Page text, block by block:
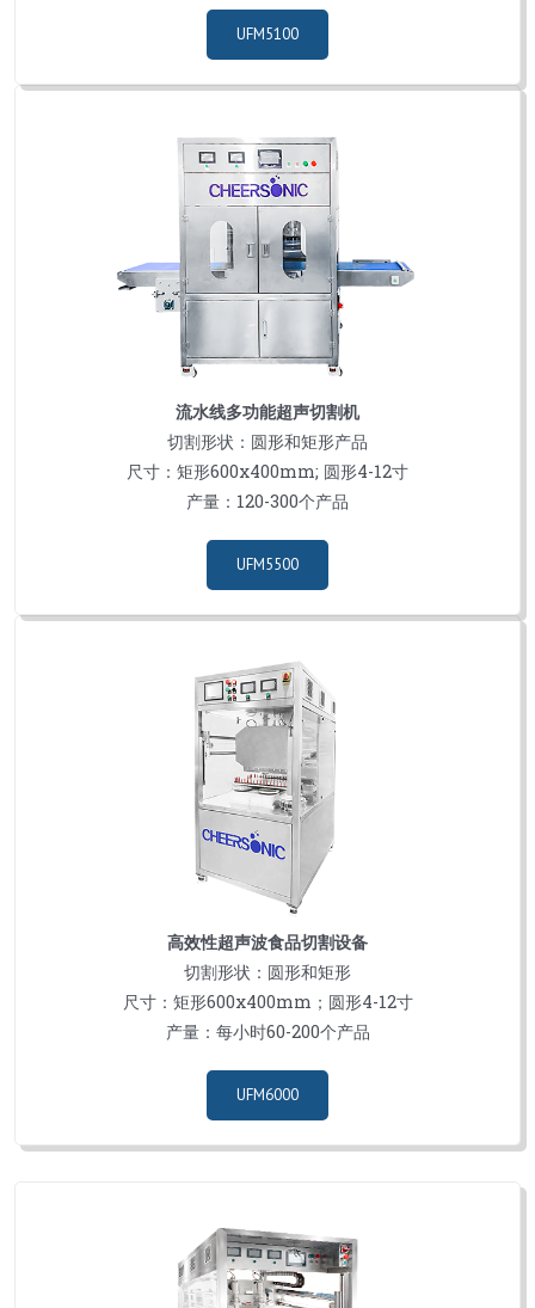
UFM5100
流水线多功能超声切割机
切割形状：圆形和矩形产品
尺寸：矩形600х400mm; 圆形4-12寸
产量：120-300个产品
UFM5500
高效性超声波食品切割设备
切割形状：圆形和矩形
尺寸：矩形600x400mm；圆形4-12寸
产量：每小时60-200个产品
UFM6000